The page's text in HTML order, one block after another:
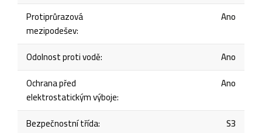
Protiprůrazová
mezipodešev:
Ano
Odolnost proti vodě:
Ano
Ochrana před
elektrostatickým výboje:
Ano
Bezpečnostní třída: S3